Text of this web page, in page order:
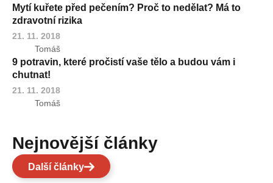
Mytí kuřete před pečením? Proč to nedělat? Má to
zdravotní rizika
21. 11. 2018
Tomáš
9 potravin, které pročistí vaše tělo a budou vám i
chutnat!
21. 11. 2018
Tomáš
Nejnovější články
Další články